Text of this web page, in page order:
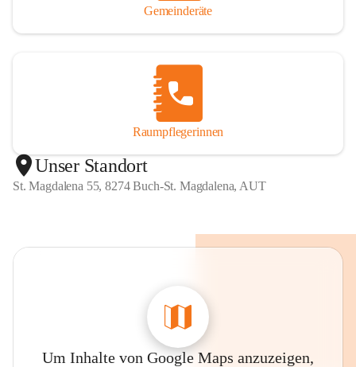
Gemeinderäte
Raumpflegerinnen
Unser Standort
St. Magdalena 55, 8274 Buch-St. Magdalena, AUT
Um Inhalte von Google Maps anzuzeigen,